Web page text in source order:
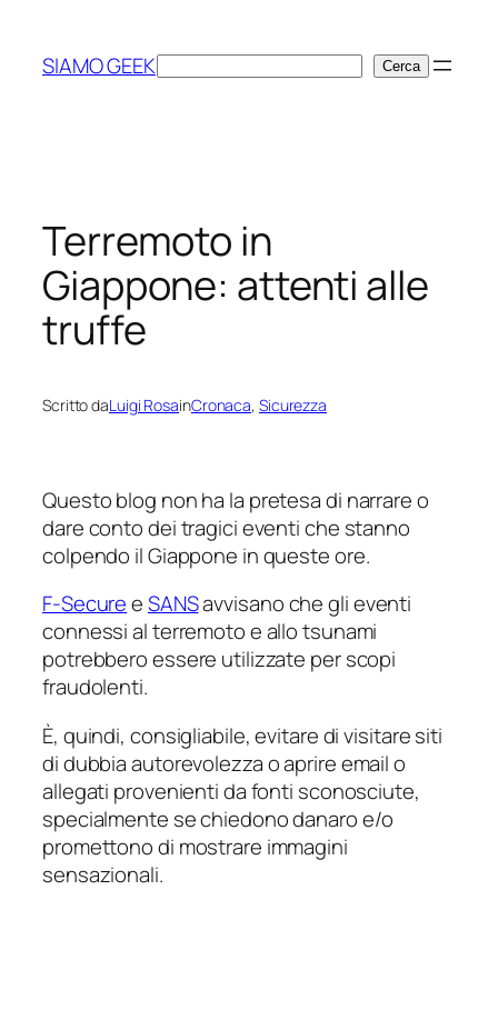
contenuto
SIAMO GEEKCerca Cerca
Terremoto in
Giappone: attenti alle
truffe
Scritto daLuigi RosainCronaca, Sicurezza
Questo blog non ha la pretesa di narrare o
dare conto dei tragici eventi che stanno
colpendo il Giappone in queste ore.
F-SecureeSANSavvisano che gli eventi
connessi al terremoto e allo tsunami
potrebbero essere utilizzate per scopi
fraudolenti.
È, quindi, consigliabile, evitare di visitare siti
di dubbia autorevolezza o aprire email o
allegati provenienti da fonti sconosciute,
specialmente se chiedono danaro e/o
promettono di mostrare immagini
sensazionali.